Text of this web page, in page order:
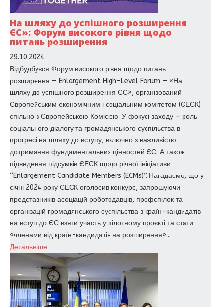
На шляху до успішного розширення
ЄС»: Форум високого рівня щодо
питань розширення
29.10.2024
Відбудбувся Форум високого рівня щодо питань
розширення — Enlargement High-Level Forum — «На
шляху до успішного розширення ЄС», організований
Європейським економічним і соціальним комітетом (ЄЕСК)
спільно з Європейською Комісією. У фокусі заходу — роль
соціального діалогу та громадянського суспільства в
прогресі на шляху до вступу, включно з важливістю
дотримання фундаментальних цінностей ЄС. А також
підведення підсумків ЄЕСК щодо річної ініціативи
“Enlargement Candidate Members (ECMs)”. Нагадаємо, що у
січні 2024 року ЄЕСК оголосив конкурс, запрошуючи
представників асоціацій роботодавців, профспілок та
організацій громадянського суспільства з країн-кандидатів
на вступ до ЄС взяти участь у пілотному проєкті та стати
«членами від країн-кандидатів на розширення»...
Детальніше